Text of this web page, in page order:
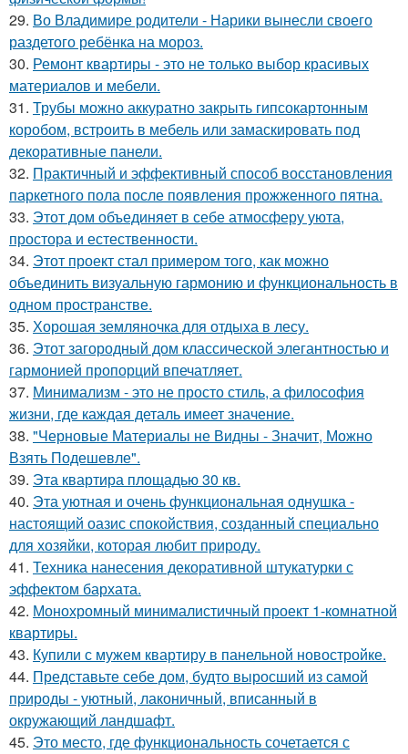
29. Во Владимире родители - Нарики вынесли своего
раздетого ребёнка на мороз.
30. Ремонт квартиры - это не только выбор красивых
материалов и мебели.
31. Трубы можно аккуратно закрыть гипсокартонным
коробом, встроить в мебель или замаскировать под
декоративные панели.
32. Практичный и эффективный способ восстановления
паркетного пола после появления прожженного пятна.
33. Этот дом объединяет в себе атмосферу уюта,
простора и естественности.
34. Этот проект стал примером того, как можно
объединить визуальную гармонию и функциональность в
одном пространстве.
35. Хорошая земляночка для отдыха в лесу.
36. Этот загородный дом классической элегантностью и
гармонией пропорций впечатляет.
37. Минимализм - это не просто стиль, а философия
жизни, где каждая деталь имеет значение.
38. "Черновые Материалы не Видны - Значит, Можно
Взять Подешевле".
39. Эта квартира площадью 30 кв.
40. Эта уютная и очень функциональная однушка -
настоящий оазис спокойствия, созданный специально
для хозяйки, которая любит природу.
41. Техника нанесения декоративной штукатурки с
эффектом бархата.
42. Монохромный минималистичный проект 1-комнатной
квартиры.
43. Купили с мужем квартиру в панельной новостройке.
44. Представьте себе дом, будто выросший из самой
природы - уютный, лаконичный, вписанный в
окружающий ландшафт.
45. Это место, где функциональность сочетается с